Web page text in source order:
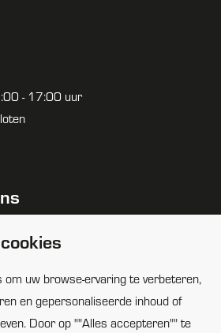
- 17:00 uur
uw browse-ervaring te verbeteren,
en gepersonaliseerde inhoud of
Door op ""Alles accepteren"" te